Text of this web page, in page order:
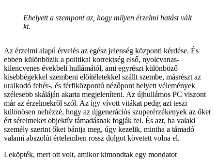
Ehelyett a szempont az, hogy milyen érzelmi hatást vált
ki.
Az érzelmi alapú érvelés az egész jelenség központi kérdése. És
ebben különbözik a politikai korrektség első, nyolcvanas-
kilencvenes évekbeli hullámától, ami egyrészt különböző
kisebbégekkel szembeni előítéletekkel szállt szembe, másrészt az
uralkodó fehér-, és férfiközpontú nézőpont helyett vélemények
szélesebb skáláján akarta megjeleníteni. Az újhullámos PC viszont
már az érzelmekről szól. Az így vívott vitákat pedig azt teszi
különösen nehézzé, hogy az újgenerációs szuperérzékenyek az őket
ért sérelmeket objektív támadásnak fogják fel. És azt, ha valaki
személy szerint őket bántja meg, úgy kezelik, mintha a támadó
valami abszolút értelemben rossz dolgot követett volna el.
Leköpték, mert ott volt, amikor kimondtak egy mondatot